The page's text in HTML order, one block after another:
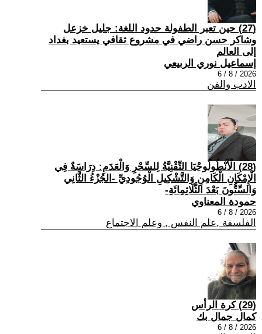
(27) حين تعبر الطفولة حدود اللغة: جليل خزعل
وشاكر حسن راضي في مشروع ثقافي يستعيد بغداد
إلى العالم
إسماعيل نوري الربيعي
2026 / 8 / 6
الادب والفن
(28) الْأَنْطُولُوجْيَا التِّقْنِيَّةُ لِلسِّحْرِ وَالْعَدَمِ: دِرَاسَةٌ فِي
الْإِمْكَانِ الْكَامِنِ وَالتَّشْكِيلِ الْوُجُودِيِّ -الجُزْءُ الثَّانِي
وَالسِّتُّونَ بَعْدَ الثَّلَاثِمِائَةِ-
حمودة المعناوي
2026 / 8 / 6
الفلسفة ,علم النفس , وعلم الاجتماع
(29) كرة الرأس
كمال جمال بك
2026 / 8 / 6